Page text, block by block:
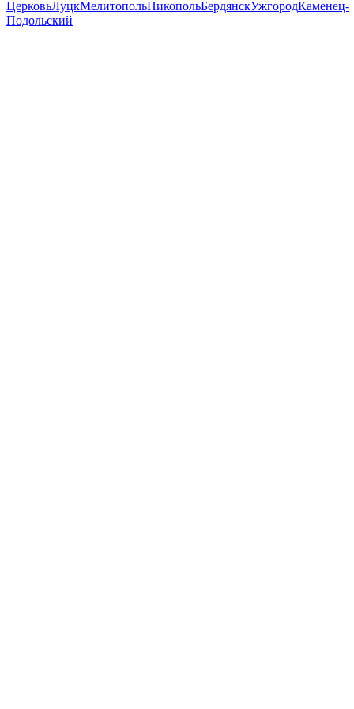
ЦерковьЛуцкМелитопольНикопольБердянскУжгородКаменец-
Подольский